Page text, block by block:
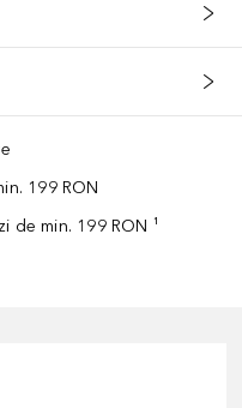
199 RON
de min. 199 RON ¹